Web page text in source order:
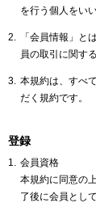
を行う個人をいい
「会員情報」と
員の取引に関す
本規約は、すべ
だく規約です。
登録
会員資格
本規約に同意の
了後に会員とし